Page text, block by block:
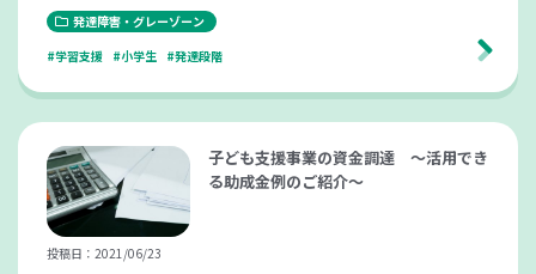
発達障害・グレーゾーン
#学習支援
#小学生 #発達段階
子ども支援事業の資金調達 ～活用でき
る助成金例のご紹介～
投稿日：2021/06/23